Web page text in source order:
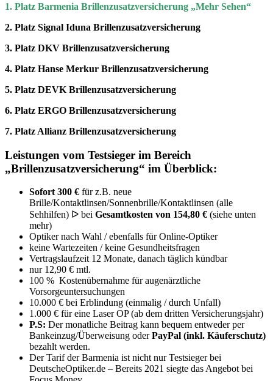
1. Platz Barmenia Brillenzusatzversicherung „Mehr Sehen“
2. Platz Signal Iduna Brillenzusatzversicherung
3. Platz DKV Brillenzusatzversicherung
4. Platz Hanse Merkur Brillenzusatzversicherung
5. Platz DEVK Brillenzusatzversicherung
6. Platz ERGO Brillenzusatzversicherung
7. Platz Allianz Brillenzusatzversicherung
Leistungen vom Testsieger im Bereich
„Brillenzusatzversicherung“ im Überblick:
Sofort 300 € für z.B. neue
Brille/Kontaktlinsen/Sonnenbrille/Kontaktlinsen (alle
Sehhilfen) ᐅ bei Gesamtkosten von 154,80 € (siehe unten
mehr)
Optiker nach Wahl / ebenfalls für Online-Optiker
keine Wartezeiten / keine Gesundheitsfragen
Vertragslaufzeit 12 Monate, danach täglich kündbar
nur 12,90 € mtl.
100 % Kostenübernahme für augenärztliche
Vorsorgeuntersuchungen
10.000 € bei Erblindung (einmalig / durch Unfall)
1.000 € für eine Laser OP (ab dem dritten Versicherungsjahr)
P.S: Der monatliche Beitrag kann bequem entweder per
Bankeinzug/Überweisung oderPayPal (inkl. Käuferschutz)
bezahlt werden.
Der Tarif der Barmenia ist nicht nur Testsieger bei
DeutscheOptiker.de – Bereits 2021 siegte das Angebot bei